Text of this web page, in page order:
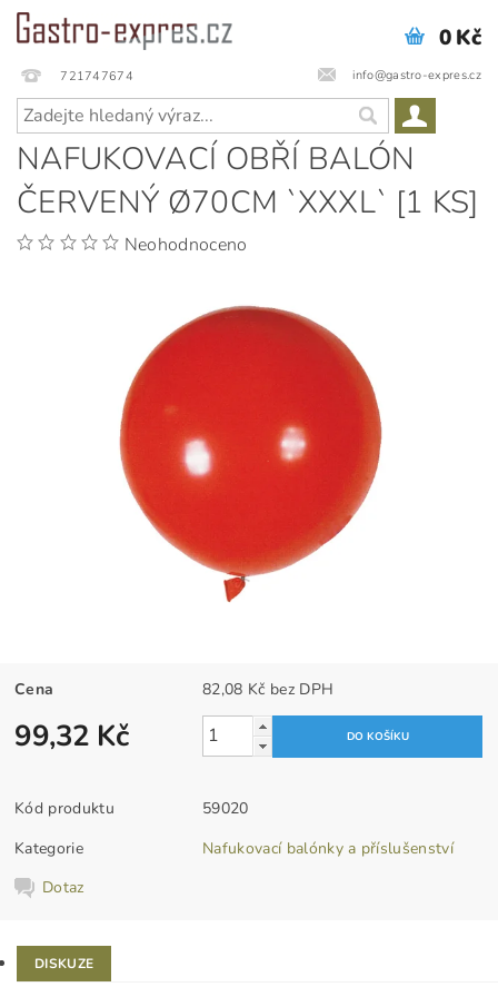
721747674 info@gastro-expres.cz
0 Kč
NAFUKOVACÍ OBŘÍ BALÓN
ČERVENÝ Ø70CM `XXXL` [1 KS]
Neohodnoceno
Cena 82,08 Kč bez DPH
99,32 Kč
Kód produktu
59020
Kategorie
Nafukovací balónky a příslušenství
Dotaz
DISKUZE